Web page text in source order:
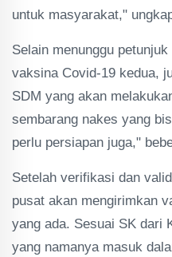
untuk masyarakat,"
Selain menunggu
vaksina Covid-19 kedua,
SDM yang akan
sembarang nakes yang
perlu persiapan juga,"
Setelah verifikasi dan
pusat akan mengirimkan
yang ada. Sesuai SK dari
yang namanya masuk